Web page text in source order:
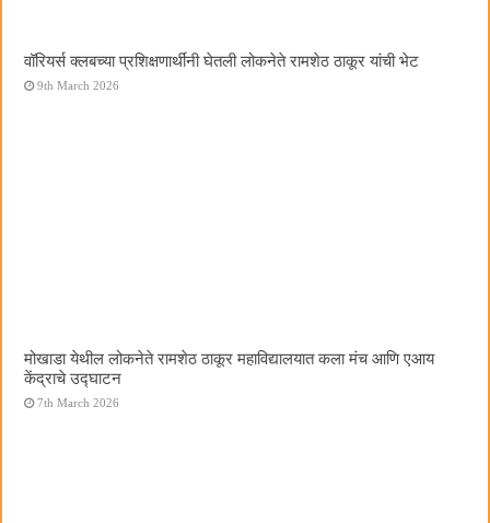
वॉरियर्स क्लबच्या प्रशिक्षणार्थींनी घेतली लोकनेते रामशेठ ठाकूर यांची भेट
9th March 2026
मोखाडा येथील लोकनेते रामशेठ ठाकूर महाविद्यालयात कला मंच आणि एआय
केंद्राचे उद्घाटन
7th March 2026